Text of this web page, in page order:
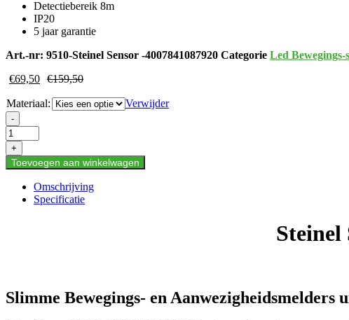
Detectiebereik 8m
IP20
5 jaar garantie
Art.-nr: 9510-Steinel Sensor -4007841087920 Categorie Led Bewegings-
€69,50 €159,50
Materiaal:
Verwijder
Steinel
Sensor
PD-
8
ECO
-
+
Toevoegen aan winkelwagen
Omschrijving
Specificatie
Steinel
Slimme Bewegings- en Aanwezigheidsmelders